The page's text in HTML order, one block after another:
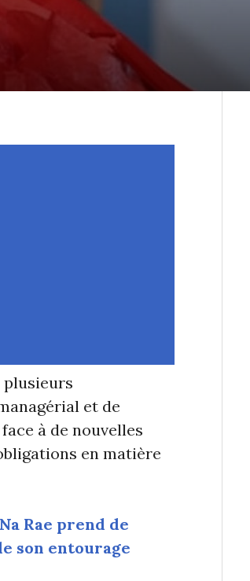
plusieurs
et de
à de nouvelles
en matière
Rae prend de
son entourage